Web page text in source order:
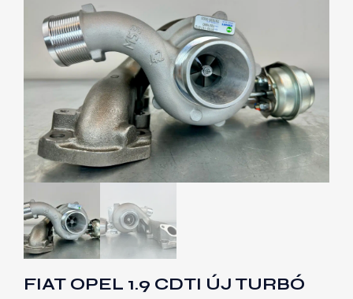
FIAT OPEL 1.9 CDTI ÚJ TURBÓ